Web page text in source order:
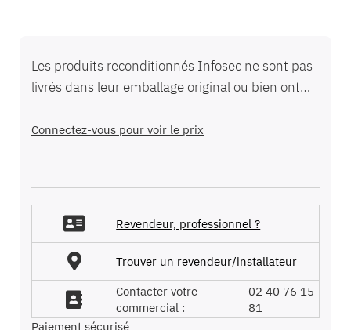
Les produits reconditionnés Infosec ne sont pas
livrés dans leur emballage original ou bien ont
cependant des mêmes caractéristiques qu’un
Connectez-vous pour voir le prix
Revendeur, professionnel ?
Trouver un revendeur/installateur
Contacter votre
commercial :
02 40 76 15
81
Paiement sécurisé
début
Galerie
d’images